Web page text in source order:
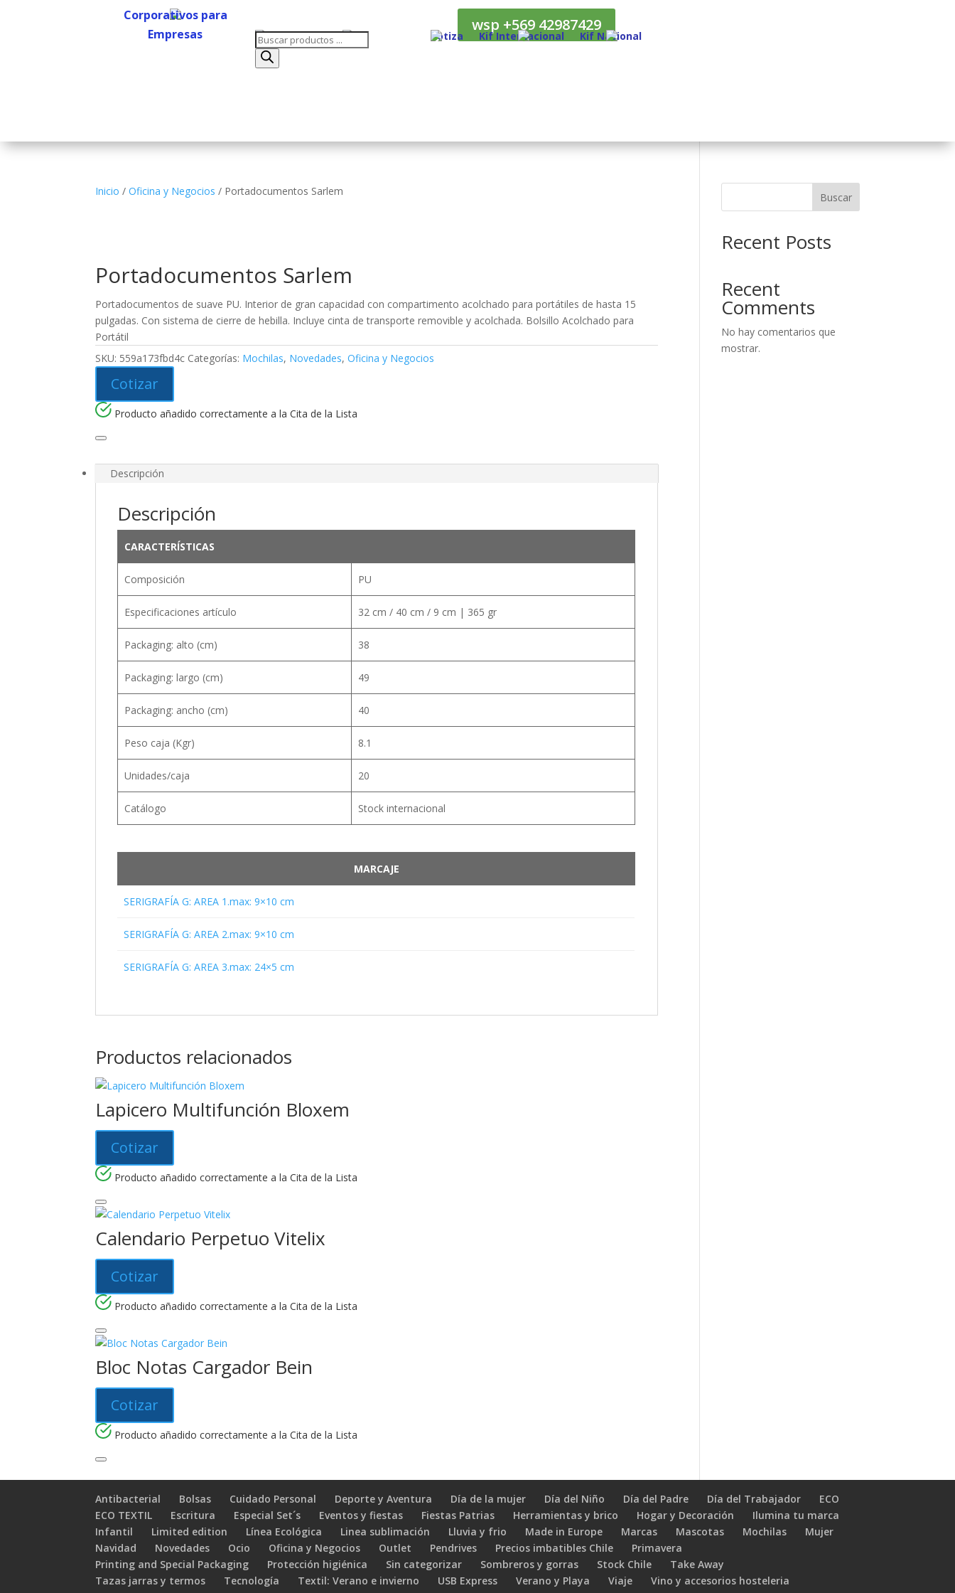
Corporativos para
Empresas
wsp +569 42987429
Cotiza Kif Internacional Kif Nacional
Búsqueda
de
productos
Inicio /Oficina y Negocios / Portadocumentos Sarlem
Portadocumentos Sarlem
Portadocumentos de suave PU. Interior de gran capacidad con compartimento acolchado para portátiles de hasta 15
pulgadas. Con sistema de cierre de hebilla. Incluye cinta de transporte removible y acolchada. Bolsillo Acolchado para
Portátil
SKU: 559a173fbd4c Categorías: Mochilas, Novedades,Oficina y Negocios
Cotizar
Producto añadido correctamente a la Cita de la Lista
Descripción
Descripción
CARACTERÍSTICAS
Composición PU
Especificaciones artículo 32 cm / 40 cm / 9 cm | 365 gr
Packaging: alto (cm) 38
Packaging: largo (cm) 49
Packaging: ancho (cm) 40
Peso caja (Kgr) 8.1
Unidades/caja 20
Catálogo Stock internacional
MARCAJE
SERIGRAFÍA G: AREA 1.max: 9×10 cm
SERIGRAFÍA G: AREA 2.max: 9×10 cm
SERIGRAFÍA G: AREA 3.max: 24×5 cm
Productos relacionados
Lapicero Multifunción Bloxem
Cotizar
Producto añadido correctamente a la Cita de la Lista
Calendario Perpetuo Vitelix
Cotizar
Producto añadido correctamente a la Cita de la Lista
Bloc Notas Cargador Bein
Cotizar
Producto añadido correctamente a la Cita de la Lista
Buscar
Recent Posts
Recent
Comments
No hay comentarios que
mostrar.
Antibacterial Bolsas Cuidado Personal Deporte y Aventura Día de la mujer Día del Niño Día del Padre Día del Trabajador
ECO
ECO TEXTIL
Escritura Especial Set´s Eventos y fiestas Fiestas Patrias Herramientas y brico Hogar y Decoración
Ilumina tu marca
Infantil
Limited edition Línea Ecológica Linea sublimación Lluvia y frio Made in Europe Marcas Mascotas Mochilas
Mujer
Navidad
Novedades Ocio Oficina y Negocios Outlet Pendrives Precios imbatibles Chile
Primavera
Printing and Special Packaging
Protección higiénica Sin categorizar Sombreros y gorras Stock Chile
Take Away
Tazas jarras y termos
Tecnología Textil: Verano e invierno USB Express Verano y Playa Viaje Vino y accesorios hosteleria